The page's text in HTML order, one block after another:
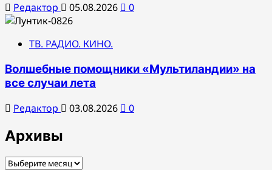
Редактор 05.08.2026 0
ТВ. РАДИО. КИНО.
Волшебные помощники «Мультиландии» на
все случаи лета
Редактор 03.08.2026 0
Архивы
Архивы